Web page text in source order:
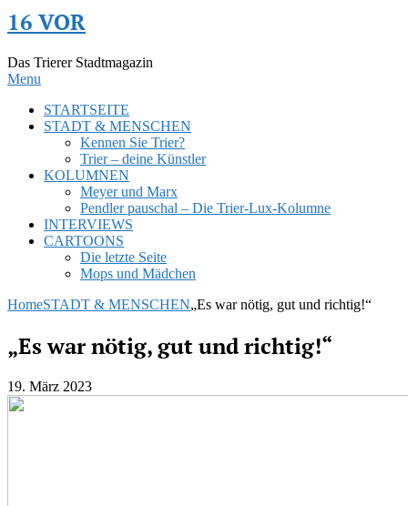
Skip
to
16 VOR
Das Trierer Stadtmagazin
Menu
STARTSEITE
STADT & MENSCHEN
Kennen Sie Trier?
Trier – deine Künstler
KOLUMNEN
Meyer und Marx
Pendler pauschal – Die Trier-Lux-Kolumne
INTERVIEWS
CARTOONS
Die letzte Seite
Mops und Mädchen
HomeSTADT & MENSCHEN„Es war nötig, gut und richtig!“
„Es war nötig, gut und richtig!“
19. März 2023